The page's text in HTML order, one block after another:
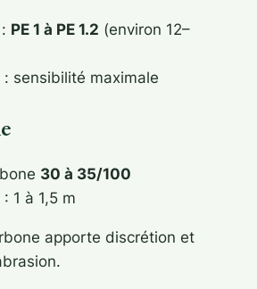
PE 1 à PE 1.2 (environ 12–
: sensibilité maximale
30 à 35/100
1 à 1,5 m
apporte discrétion et